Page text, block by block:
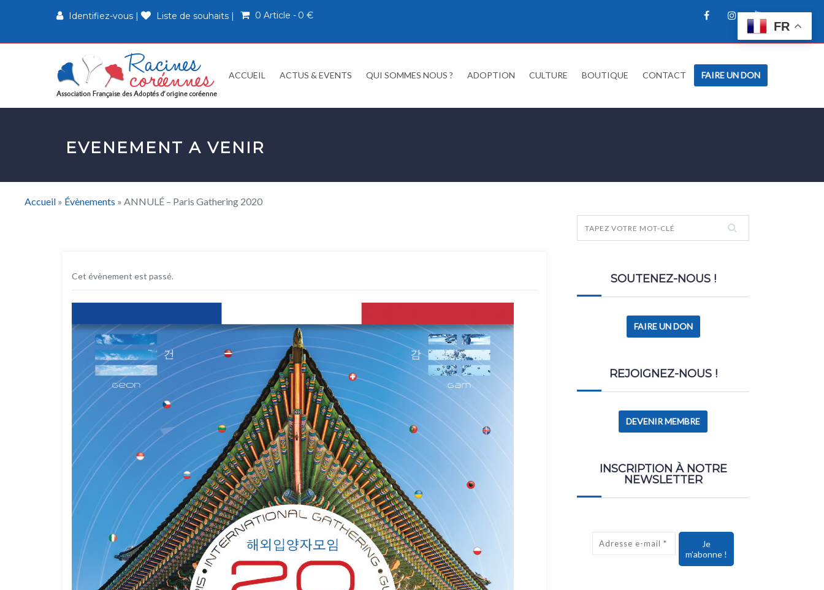
Identifiez-vous | 0 Article 0 €
Liste de souhaits |
ACCUEIL ACTUS & EVENTS QUI SOMMES NOUS ? ADOPTION CULTURE BOUTIQUE CONTACT FAIRE UN DON
EVENEMENT A VENIR
Accueil » Évènements »ANNULÉ – Paris Gathering 2020
Cet évènement est passé. SOUTENEZ-NOUS !
FAIRE UN DON
REJOIGNEZ-NOUS !
DEVENIR MEMBRE
INSCRIPTION À NOTRE
NEWSLETTER
FR